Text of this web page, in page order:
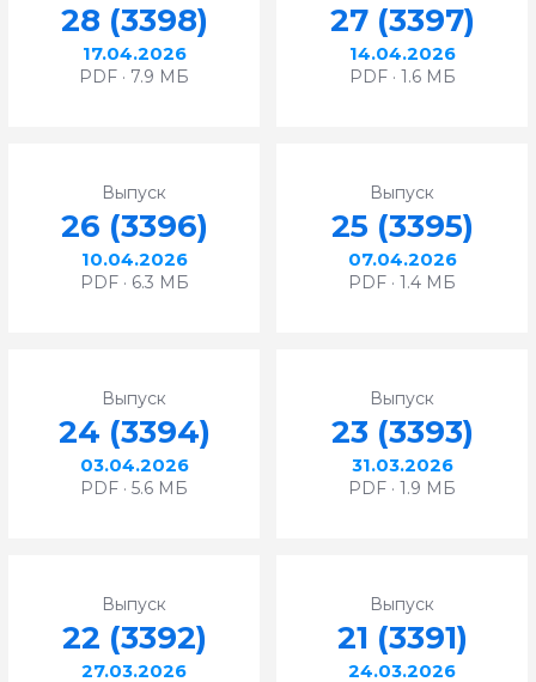
28 (3398)
17.04.2026
PDF · 7.9 МБ
27 (3397)
14.04.2026
PDF · 1.6 МБ
Выпуск
26 (3396)
10.04.2026
PDF · 6.3 МБ
Выпуск
25 (3395)
07.04.2026
PDF · 1.4 МБ
Выпуск
24 (3394)
03.04.2026
PDF · 5.6 МБ
Выпуск
23 (3393)
31.03.2026
PDF · 1.9 МБ
Выпуск
22 (3392)
27.03.2026
Выпуск
21 (3391)
24.03.2026